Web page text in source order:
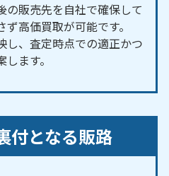
の販売先を自社で確保して
高価買取が可能です。
し、査定時点での適正かつ
ます。
付となる販路